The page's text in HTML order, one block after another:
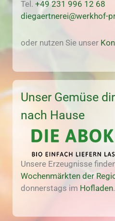
Tel.+49 231 996 12 68
diegaertnerei@werkhof-
oder nutzen Sie unser
Unser Gemüse
nach Hause
Unsere Erzeugnisse
Wochenmärkten der
donnerstags im Hofladen.